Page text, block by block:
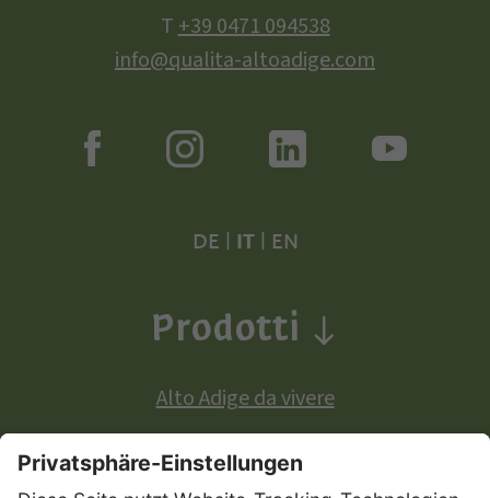
T+39 0471 094538
info@qualita-altoadige.com
DE IT| EN
Prodotti
Alto Adige da vivere
Prodotti a denominazione di origine europea: